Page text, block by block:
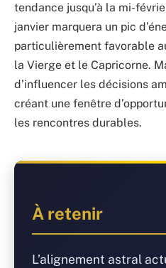
tendance jusqu’à la mi-
janvier marquera un pic
particulièrement favorable
la Vierge et le Capricorne.
d’influencer les décisions
créant une fenêtre
les rencontres durables.
À retenir
L’alignement astral